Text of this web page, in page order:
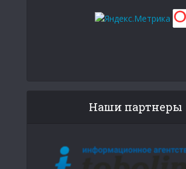
Наши партнеры